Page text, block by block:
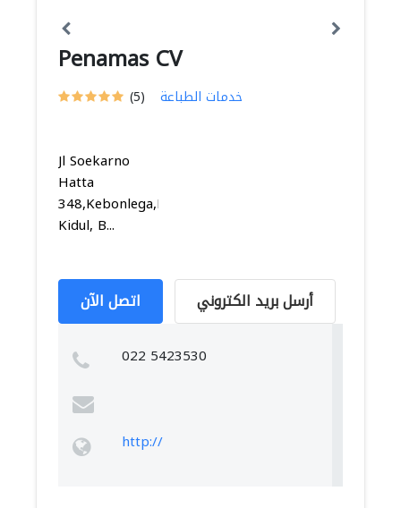
Penamas CV
(5) خدمات الطباعة
Jl Soekarno
Hatta
348,Kebonlega,Bojongloa
Kidul, B...
اتصل الآن أرسل بريد الكتروني
022 5423530
http://